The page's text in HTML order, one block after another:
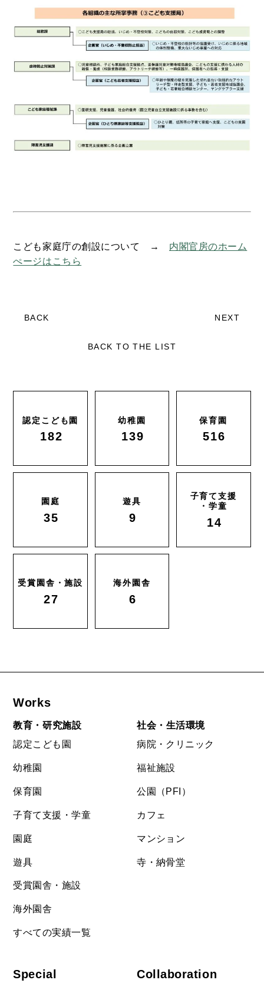
こども家庭庁の創設について → 内閣官房のホーム
ぺージはこちら
BACK NEXT
BACK TO THE LIST
認定こども園
182
幼稚園
139
保育園
516
園庭
35
遊具
9
子育て支援
・学童
14
受賞園舎・施設
27
海外園舎
6
Works
教育・研究施設
認定こども園
幼稚園
保育園
子育て支援・学童
園庭
遊具
受賞園舎・施設
海外園舎
すべての実績一覧
社会・生活環境
病院・クリニック
福祉施設
公園（PFI）
カフェ
マンション
寺・納骨堂
Special Collaboration